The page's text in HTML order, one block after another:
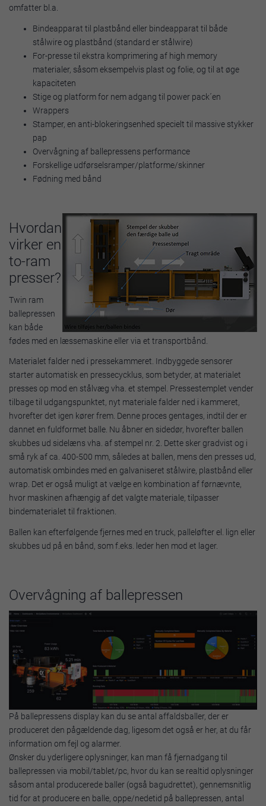
omfatter bl.a.
Bindeapparat til plastbånd eller bindeapparat til både
stålwire og plastbånd (standard er stålwire)
For-presse til ekstra komprimering af high memory
materialer, såsom eksempelvis plast og folie, og til at øge
kapaciteten
Stige og platform for nem adgang til power pack´en
Wrappers
Stamper, en anti-blokeringsenhed specielt til massive stykker
pap
Overvågning af ballepressens performance
Forskellige udførselsramper/platforme/skinner
Fødning med bånd
Hvordan
virker en
to-ram
presser?
Twin ram
ballepressen
kan både
fødes med en læssemaskine eller via et transportbånd.
Materialet falder ned i pressekammeret. Indbyggede sensorer
starter automatisk en pressecycklus, som betyder, at materialet
presses op mod en stålvæg vha. et stempel. Pressestemplet vender
tilbage til udgangspunktet, nyt materiale falder ned i kammeret,
hvorefter det igen kører frem. Denne proces gentages, indtil der er
dannet en fuldformet balle. Nu åbner en sidedør, hvorefter ballen
skubbes ud sidelæns vha. af stempel nr. 2. Dette sker gradvist og i
små ryk af ca. 400-500 mm, således at ballen, mens den presses ud,
automatisk ombindes med en galvaniseret stålwire, plastbånd eller
wrap. Det er også muligt at vælge en kombination af førnævnte,
hvor maskinen afhængig af det valgte materiale, tilpasser
bindematerialet til fraktionen.
Ballen kan efterfølgende fjernes med en truck, palleløfter el. lign eller
skubbes ud på en bånd, som f.eks. leder hen mod et lager.
Overvågning af ballepressen
På ballepressens display kan du se antal affaldsballer, der er
produceret den pågældende dag, ligesom det også er her, at du får
information om fejl og alarmer.
Ønsker du yderligere oplysninger, kan man få fjernadgang til
ballepressen via mobil/tablet/pc, hvor du kan se realtid oplysninger
såsom antal producerede baller (også bagudrettet), gennemsnitlig
tid for at producere en balle, oppe/nedetid på ballepressen, antal